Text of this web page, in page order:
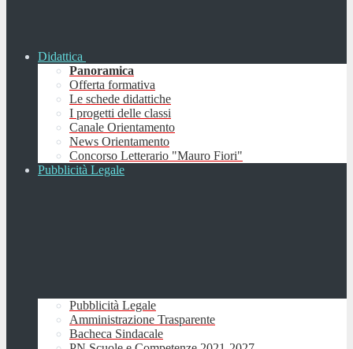
Didattica
Panoramica
Offerta formativa
Le schede didattiche
I progetti delle classi
Canale Orientamento
News Orientamento
Concorso Letterario "Mauro Fiori"
Pubblicità Legale
Pubblicità Legale
Amministrazione Trasparente
Bacheca Sindacale